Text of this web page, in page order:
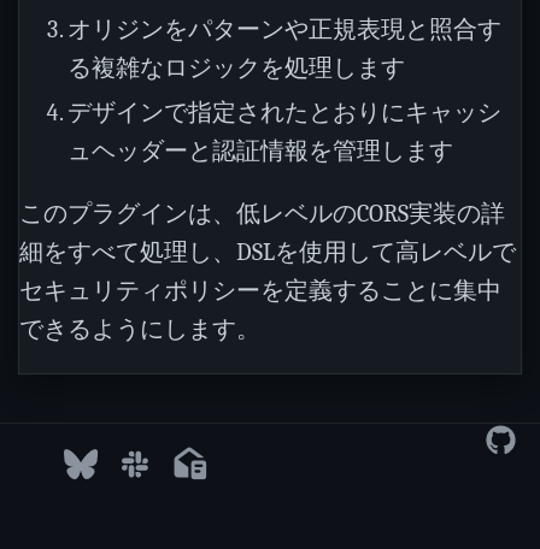
オリジンをパターンや正規表現と照合す
る複雑なロジックを処理します
デザインで指定されたとおりにキャッシ
ュヘッダーと認証情報を管理します
このプラグインは、低レベルのCORS実装の詳
細をすべて処理し、DSLを使用して高レベルで
セキュリティポリシーを定義することに集中
できるようにします。